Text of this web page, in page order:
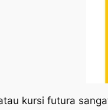
kursi futura